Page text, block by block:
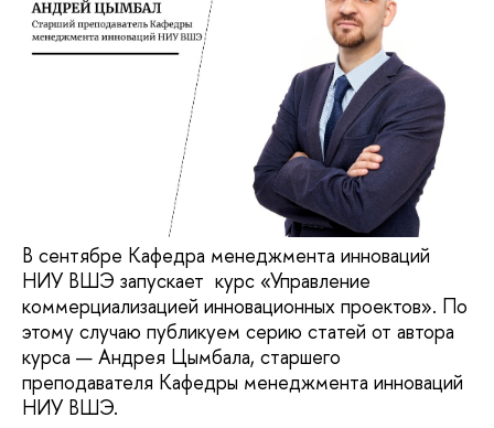
В сентябре Кафедра менеджмента инноваций
НИУ ВШЭ запускает курс «Управление
коммерциализацией инновационных проектов». По
этому случаю публикуем серию статей от автора
курса — Андрея Цымбала, старшего
преподавателя Кафедры менеджмента инноваций
НИУ ВШЭ.